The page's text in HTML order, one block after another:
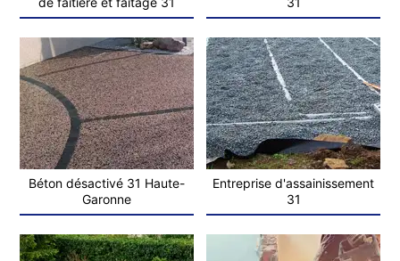
Béton désactivé 31 Haute-
Garonne
Entreprise d'assainissement
31